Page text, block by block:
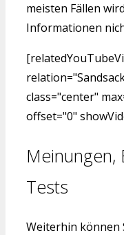
meisten Fällen
Informationen
class="center"
offset="0"
Meinungen,
Tests
Weiterhin können